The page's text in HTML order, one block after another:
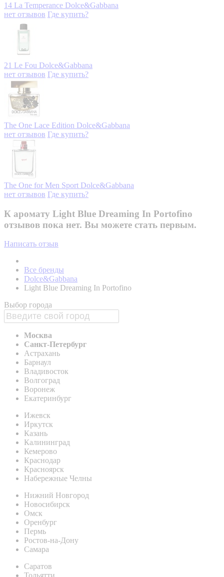
14 La Temperance Dolce&Gabbana
нет отзывов Где купить?
21 Le Fou Dolce&Gabbana
нет отзывов Где купить?
The One Lace Edition Dolce&Gabbana
нет отзывов Где купить?
The One for Men Sport Dolce&Gabbana
нет отзывов Где купить?
К аромату Light Blue Dreaming In Portofino
отзывов пока нет. Вы можете стать первым.
Написать отзыв
Все бренды
Dolce&Gabbana
Light Blue Dreaming In Portofino
Выбор города
Москва
Санкт-Петербург
Астрахань
Барнаул
Владивосток
Волгоград
Воронеж
Екатеринбург
Ижевск
Иркутск
Казань
Калининград
Кемерово
Краснодар
Красноярск
Набережные Челны
Нижний Новгород
Новосибирск
Омск
Оренбург
Пермь
Ростов-на-Дону
Самара
Саратов